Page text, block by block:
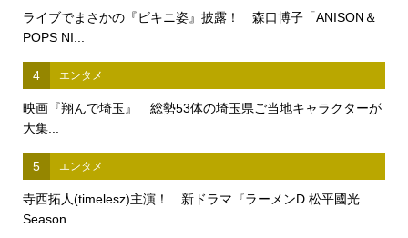
ライブでまさかの『ビキニ姿』披露！ 森口博子「ANISON＆
POPS NI...
4 エンタメ
映画『翔んで埼玉』 総勢53体の埼玉県ご当地キャラクターが
大集...
5 エンタメ
寺西拓人(timelesz)主演！ 新ドラマ『ラーメンD 松平國光
Season...